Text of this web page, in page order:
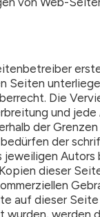
Seiten
Die
und jede
der
der
jeweiligen Autors
dieser
auf dieser
wurden, werden